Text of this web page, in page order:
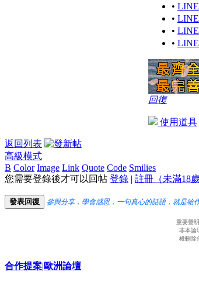
•
•
•
•
回復
使用道具
返回列表
高級模式
B Color Image Link Quote Code Smilies
您需要登錄後才可以回帖 登錄 | 註冊（未滿18
發表回復 參與分享，學會感恩，一句真心的話語，就是給
重要聲
非本論
權刪除
合作提案|歐洲論壇